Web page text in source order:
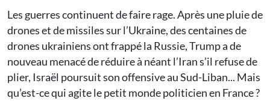
Les guerres continuent de faire rage. Après une pluie de
drones et de missiles sur l’Ukraine, des centaines de
drones ukrainiens ont frappé la Russie, Trump a de
nouveau menacé de réduire à néant l’Iran s’il refuse de
plier, Israël poursuit son offensive au Sud-Liban... Mais
qu’est-ce qui agite le petit monde politicien en France ?